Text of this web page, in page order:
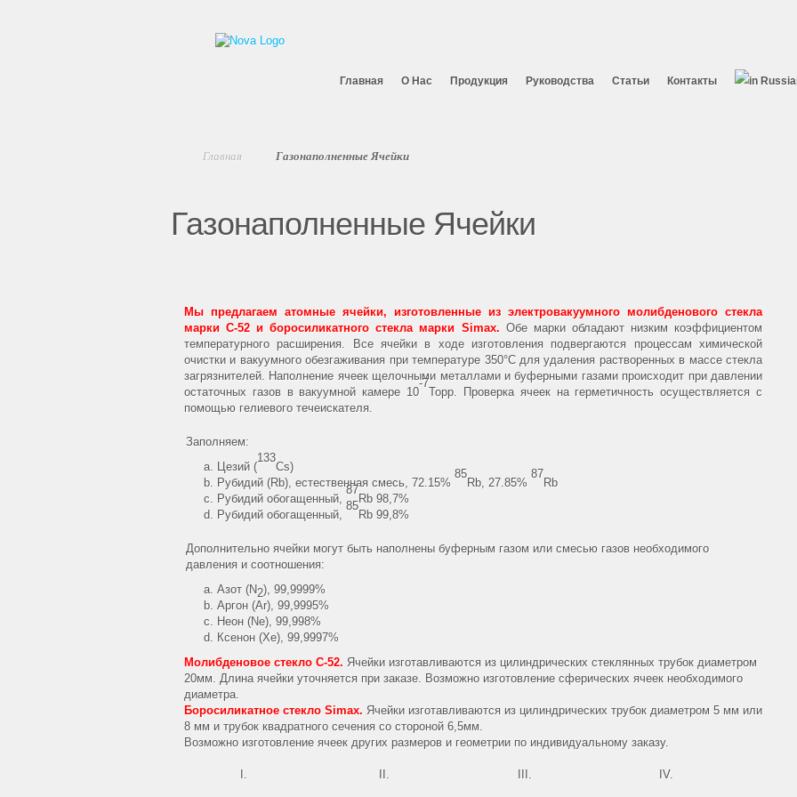
Главная O Нас Продукция Руководства Статьи Контакты
Главная Газонаполненные Ячейки
Газонаполненные Ячейки
Мы предлагаем атомные ячейки, изготовленные из электровакуумного молибденового стекла
марки С-52 и боросиликатного стекла марки Simax. Обе марки обладают низким коэффициентом
температурного расширения. Все ячейки в ходе изготовления подвергаются процессам химической
очистки и вакуумного обезгаживания при температуре 350°С для удаления растворенных в массе стекла
загрязнителей. Наполнение ячеек щелочными металлами и буферными газами происходит при давлении
остаточных газов в вакуумной камере 10
-7
Торр. Проверка ячеек на герметичность осуществляется с
помощью гелиевого течеискателя.
Заполняем:
Цезий (
133
Cs)
Рубидий (Rb), естественная смесь, 72.15%
85
Rb, 27.85%
87
Rb
Рубидий обогащенный,
87
Rb 98,7%
Рубидий обогащенный,
85
Rb 99,8%
Дополнительно ячейки могут быть наполнены буферным газом или смесью газов необходимого
давления и соотношения:
Азот (N2), 99,9999%
Аргон (Ar), 99,9995%
Неон (Ne), 99,998%
Ксенон (Xe), 99,9997%
Молибденовое стекло С-52. Ячейки изготавливаются из цилиндрических стеклянных трубок диаметром
20мм. Длина ячейки уточняется при заказе. Возможно изготовление сферических ячеек необходимого
диаметра.
Боросиликатное стекло Simax. Ячейки изготавливаются из цилиндрических трубок диаметром 5 мм или
8 мм и трубок квадратного сечения со стороной 6,5мм.
Возможно изготовление ячеек других размеров и геометрии по индивидуальному заказу.
I. II. III. IV.